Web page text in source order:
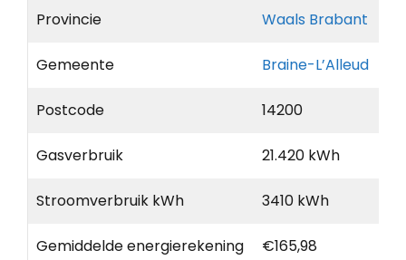
Provincie Waals Brabant
Gemeente Braine-L’Alleud
Postcode 14200
Gasverbruik 21.420 kWh
Stroomverbruik kWh 3410 kWh
Gemiddelde energierekening €165,98